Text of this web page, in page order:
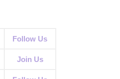
Follow Us
Join Us